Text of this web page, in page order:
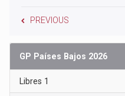
PREVIOUS
GP Países Bajos 2026
Libres 1